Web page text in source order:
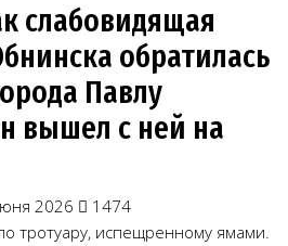
слабовидящая
обратилась
Павлу
вышел с ней на
2026
1474
тротуару, испещренному ямами.